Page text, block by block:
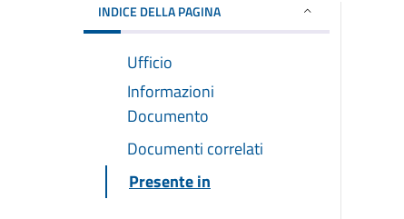
INDICE DELLA PAGINA
Ufficio
Informazioni
Documento
Documenti correlati
Presente in